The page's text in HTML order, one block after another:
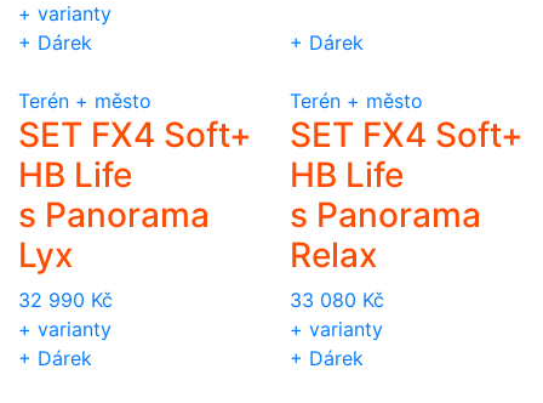
+ varianty
+ Dárek
Terén + město
SET FX4 Soft+
HB Life
s Panorama
Lyx
32 990 Kč
+ varianty
+ Dárek
Terén + město
SET FX4 Soft+
HB Life
s Panorama
Relax
33 080 Kč
+ varianty
+ Dárek
+ Dárek